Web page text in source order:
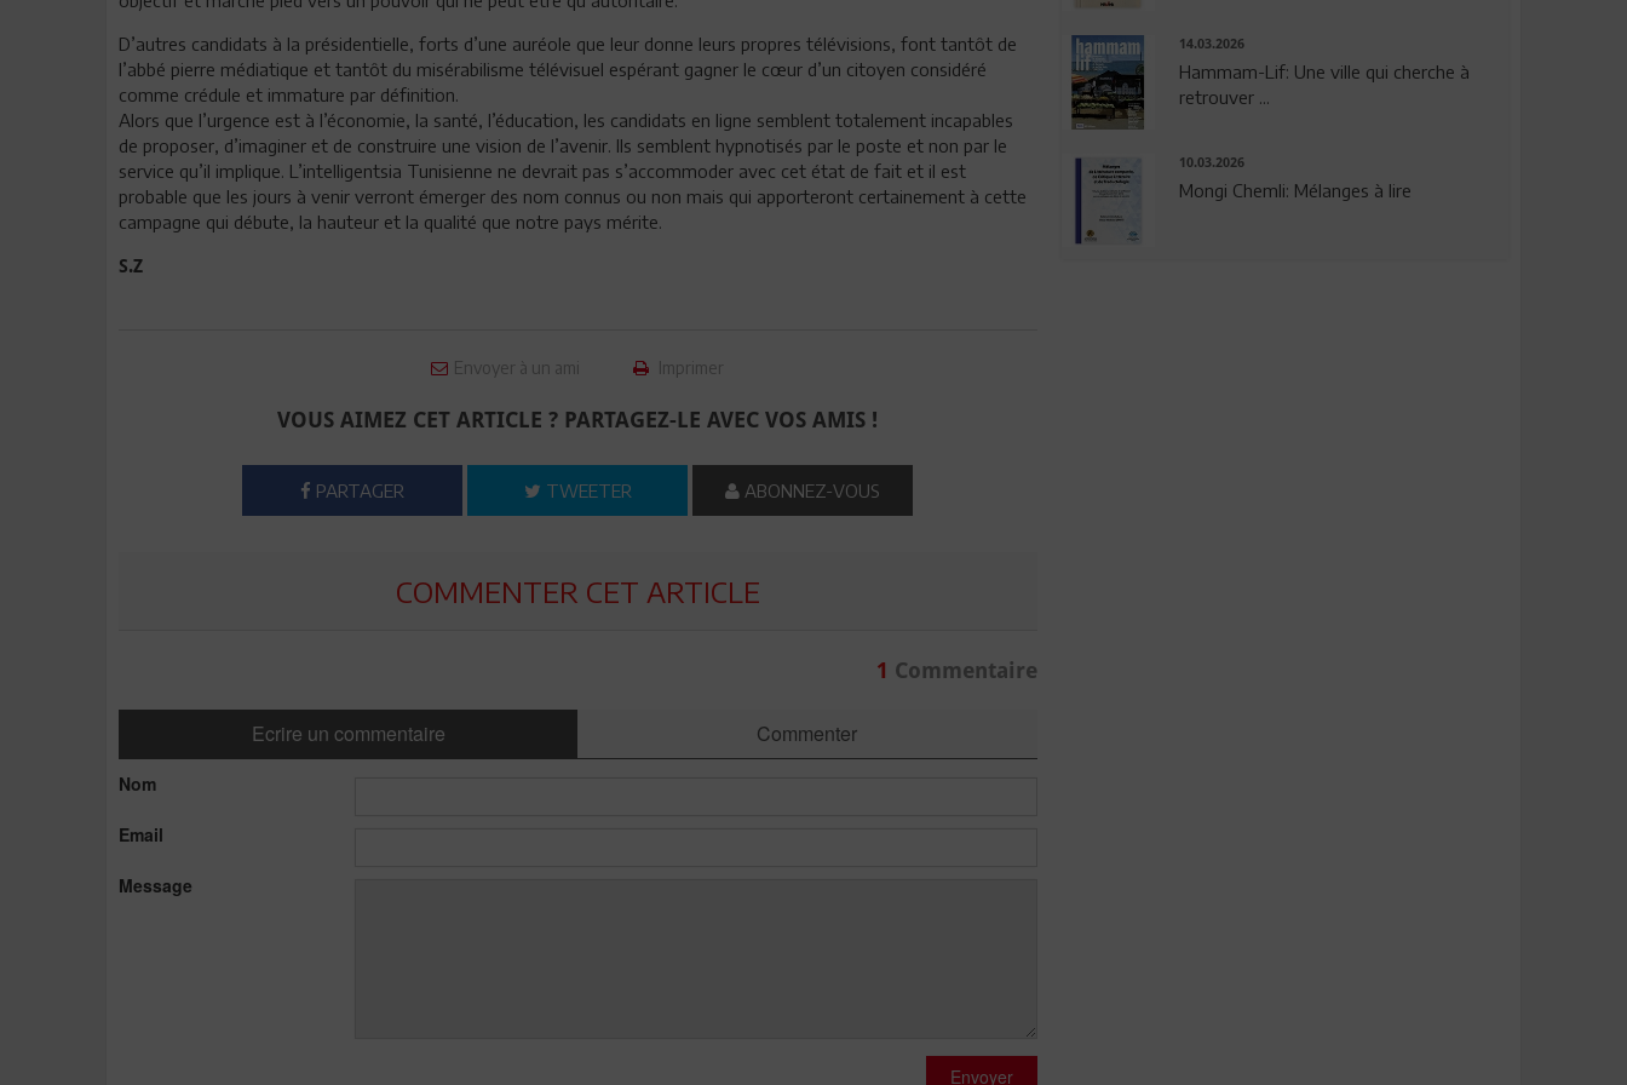
D’autres candidats à la présidentielle, forts d’une auréole que leur donne leurs propres télévisions, font tantôt de
l’abbé pierre médiatique et tantôt du misérabilisme télévisuel espérant gagner le cœur d’un citoyen considéré
comme crédule et immature par définition.
Alors que l’urgence est à l’économie, la santé, l’éducation, les candidats en ligne semblent totalement incapables
de proposer, d’imaginer et de construire une vision de l’avenir. Ils semblent hypnotisés par le poste et non par le
service qu’il implique. L’intelligentsia Tunisienne ne devrait pas s’accommoder avec cet état de fait et il est
probable que les jours à venir verront émerger des nom connus ou non mais qui apporteront certainement à cette
campagne qui débute, la hauteur et la qualité que notre pays mérite.
S.Z
Envoyer à un ami Imprimer
VOUS AIMEZ CET ARTICLE ? PARTAGEZ-LE AVEC VOS AMIS !
PARTAGER TWEETER ABONNEZ-VOUS
COMMENTER CET ARTICLE
1 Commentaire
Ecrire un commentaire Commenter
Nom
Email
Message
Envoyer
14.03.2026
Hammam-Lif: Une ville qui cherche à
retrouver ...
10.03.2026
Mongi Chemli: Mélanges à lire